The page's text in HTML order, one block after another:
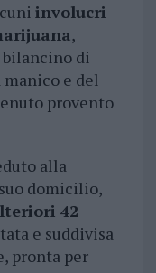
involucri
,
di
e del
provento
alla
domicilio,
42
e suddivisa
pronta per